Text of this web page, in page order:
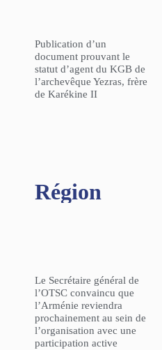
Publication d’un
document prouvant le
statut d’agent du KGB de
l’archevêque Yezras, frère
de Karékine II
Région​
Le Secrétaire général de
l’OTSC convaincu que
l’Arménie reviendra
prochainement au sein de
l’organisation avec une
participation active